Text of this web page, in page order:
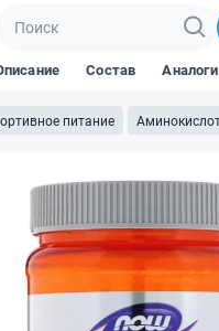
питание
Состав Аналоги